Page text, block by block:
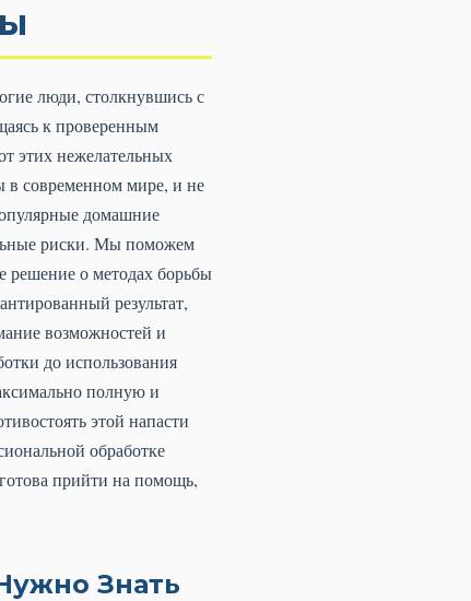
люди, столкнувшись с
к проверенным
этих нежелательных
в современном мире, и не
домашние
риски. Мы поможем
решение о методах борьбы
результат,
возможностей и
до использования
полную и
этой напасти
обработке
прийти на помощь,
Знать